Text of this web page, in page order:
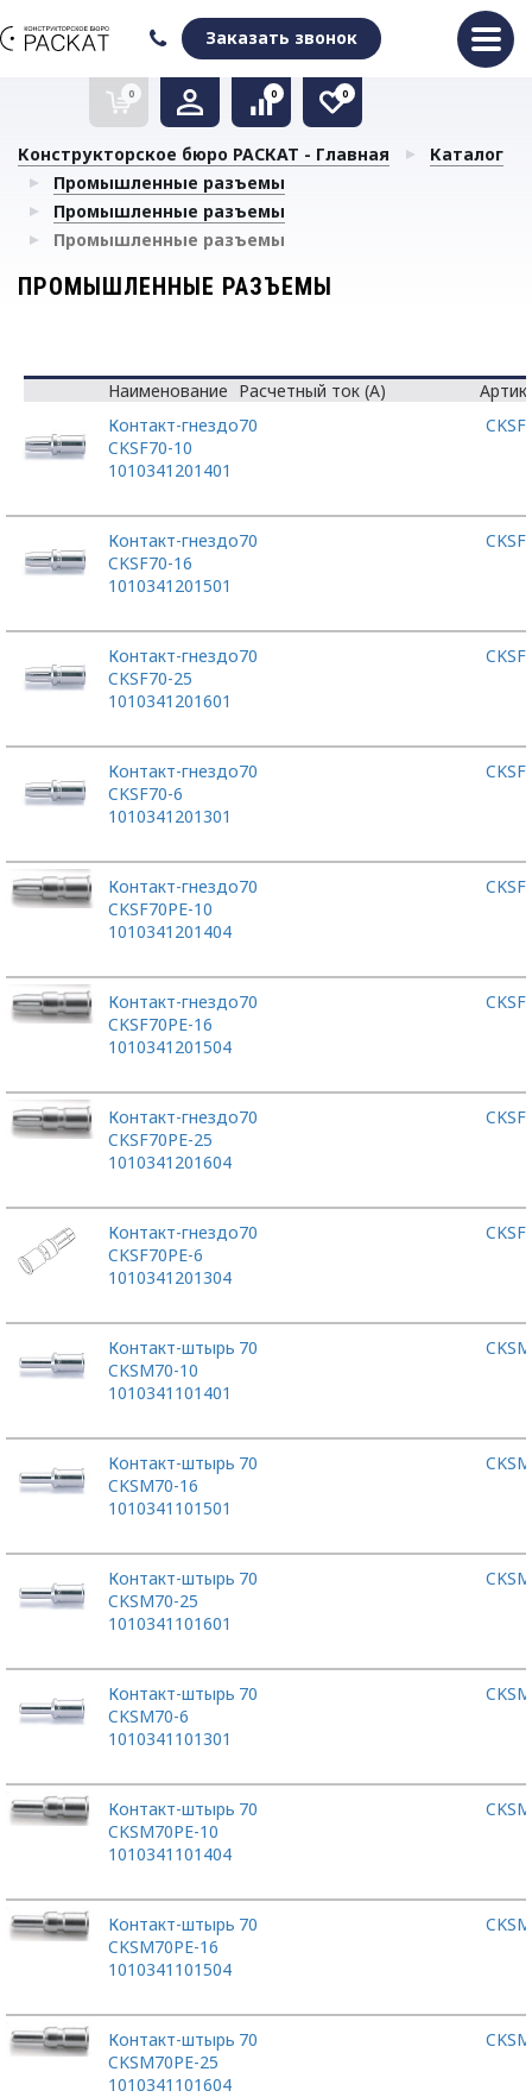
Заказать звонок
0
Очистить список сравнения
0
Очистить избранное
0
Конструкторское бюро РАСКАТ - Главная
Каталог
Промышленные разъемы
Промышленные разъемы
Промышленные разъемы
ПРОМЫШЛЕННЫЕ РАЗЪЕМЫ
Наименование Расчетный ток (А)
Контакт-гнездо
CKSF70-10
1010341201401
70
Контакт-гнездо
CKSF70-16
1010341201501
70
Контакт-гнездо
CKSF70-25
1010341201601
70
Контакт-гнездо
CKSF70-6
1010341201301
70
Контакт-гнездо
CKSF70PE-10
1010341201404
70
Контакт-гнездо
CKSF70PE-16
1010341201504
70
Контакт-гнездо
CKSF70PE-25
1010341201604
70
Контакт-гнездо
CKSF70PE-6
1010341201304
70
Контакт-штырь
CKSM70-10
1010341101401
70
Контакт-штырь
CKSM70-16
1010341101501
70
Контакт-штырь
CKSM70-25
1010341101601
70
Контакт-штырь
CKSM70-6
1010341101301
70
Контакт-штырь
CKSM70PE-10
1010341101404
70
Контакт-штырь
CKSM70PE-16
1010341101504
70
Контакт-штырь
CKSM70PE-25
1010341101604
70